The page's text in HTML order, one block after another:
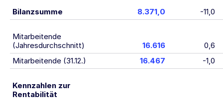
Bilanzsumme 8.371,0 -11,0
Mitarbeitende
(Jahresdurchschnitt)
16.616
0,6
Mitarbeitende (31.12.)
16.467 -1,0
Kennzahlen zur
Rentabilität